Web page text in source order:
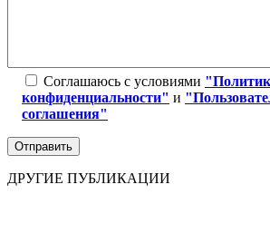
Соглашаюсь с условиями
конфиденциальности" и
соглашения"
ДРУГИЕ ПУБЛИКАЦИИ